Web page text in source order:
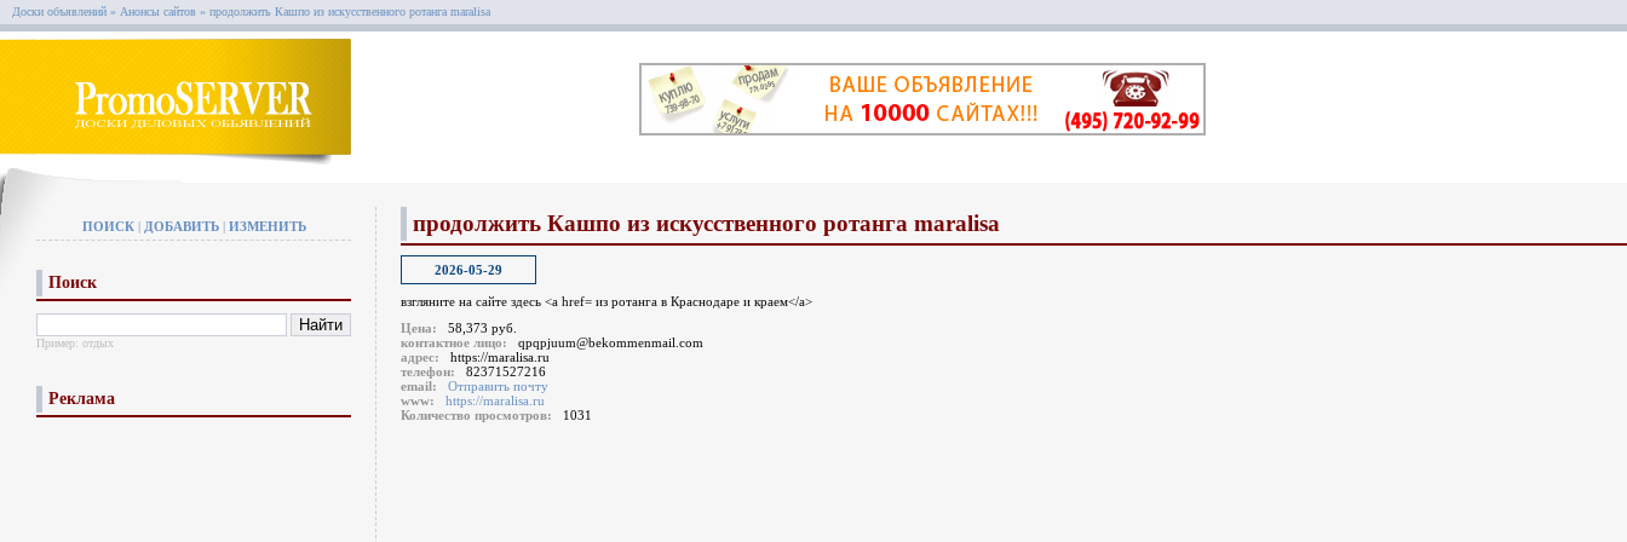
Доски объявлений » Анонсы сайтов » продолжить Кашпо из искусственного ротанга maralisa
ПОИСК| ДОБАВИТЬ| ИЗМЕНИТЬ
Поиск
Пример: отдых
Реклама
продолжить Кашпо из искусственного ротанга maralisa
2026-05-29
взгляните на сайте здесь <a href= из ротанга в Краснодаре и краем</a>
Цена:
58,373 руб.
контактное лицо:
qpqpjuum@bekommenmail.com
адрес:
https://maralisa.ru
телефон:
82371527216
email:
Отправить почту
www:
https://maralisa.ru
Количество просмотров:
1031